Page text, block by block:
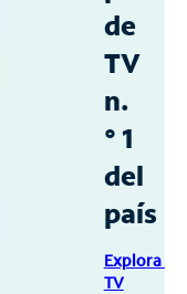
de
TV
n.
° 1
del
país
Explora
TV